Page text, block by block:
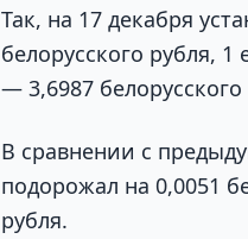
Так, на 17 декабря
белорусского рубля,
— 3,6987 белорусского
В сравнении с
подорожал на 0,0051
рубля.